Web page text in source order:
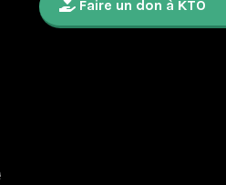
Faire un don à KTO